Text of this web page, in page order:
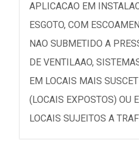
APLICACAO EM
ESGOTO, COM
NAO SUBMETIDO A
DE VENTILAAO,
EM LOCAIS MAIS
(LOCAIS EXPOSTOS) OU
LOCAIS SUJEITOS A